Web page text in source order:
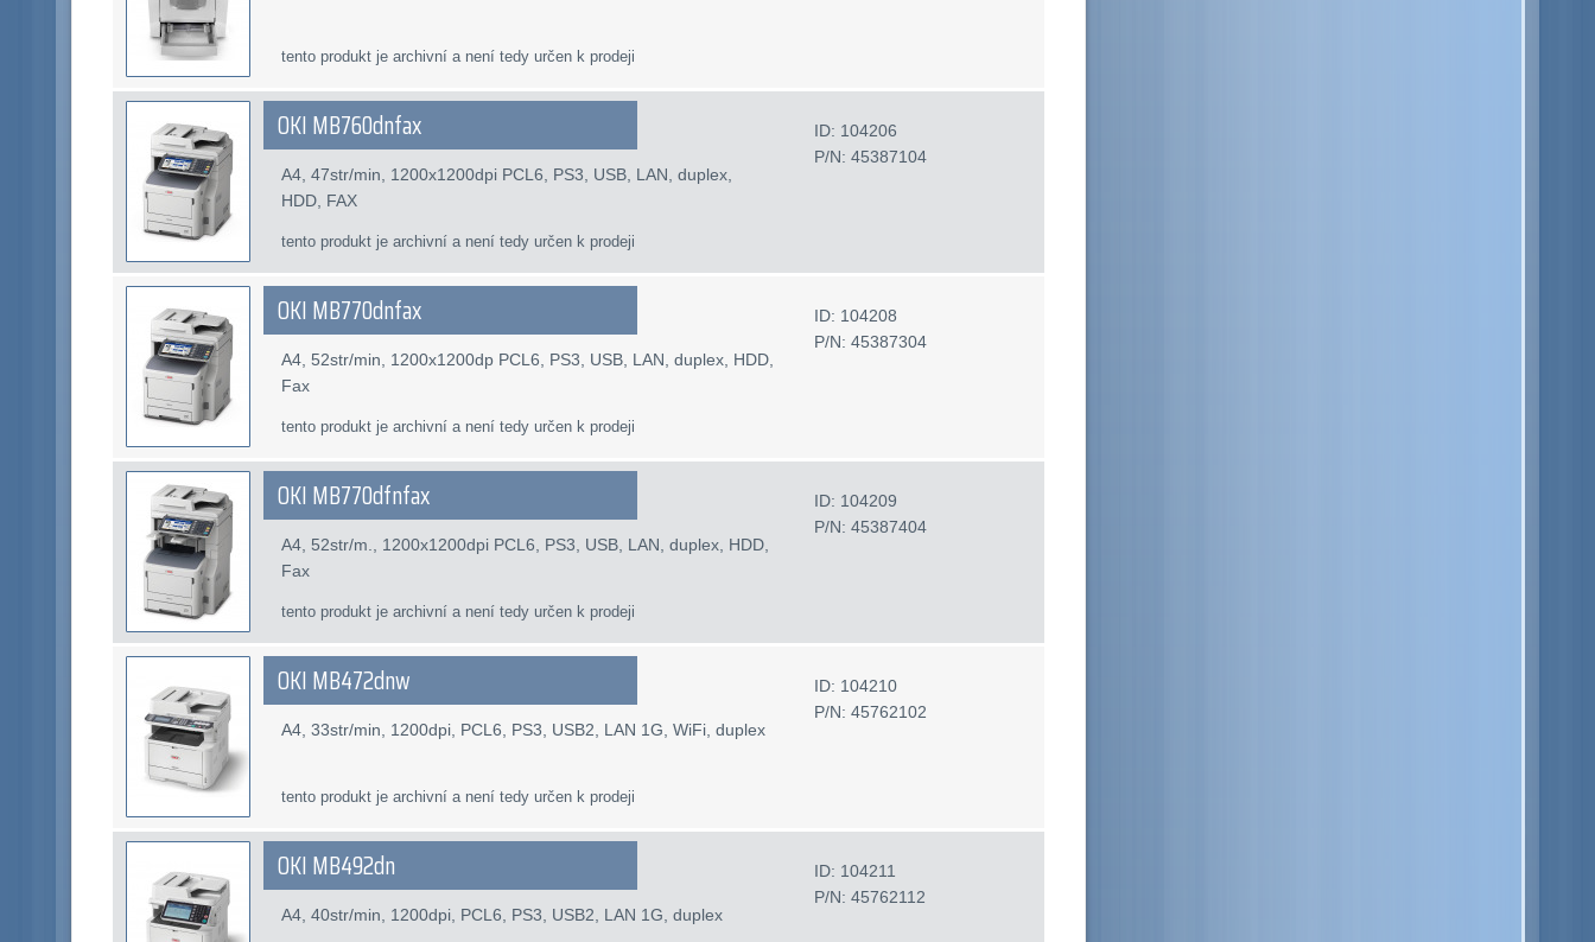
tento produkt je archivní a není tedy určen k prodeji
OKI MB760dnfax
A4, 47str/min, 1200x1200dpi PCL6, PS3, USB, LAN, duplex,
HDD, FAX
tento produkt je archivní a není tedy určen k prodeji
ID: 104206
P/N: 45387104
OKI MB770dnfax
A4, 52str/min, 1200x1200dp PCL6, PS3, USB, LAN, duplex, HDD,
Fax
tento produkt je archivní a není tedy určen k prodeji
ID: 104208
P/N: 45387304
OKI MB770dfnfax
A4, 52str/m., 1200x1200dpi PCL6, PS3, USB, LAN, duplex, HDD,
Fax
tento produkt je archivní a není tedy určen k prodeji
ID: 104209
P/N: 45387404
OKI MB472dnw
A4, 33str/min, 1200dpi, PCL6, PS3, USB2, LAN 1G, WiFi, duplex
tento produkt je archivní a není tedy určen k prodeji
ID: 104210
P/N: 45762102
OKI MB492dn
A4, 40str/min, 1200dpi, PCL6, PS3, USB2, LAN 1G, duplex
ID: 104211
P/N: 45762112